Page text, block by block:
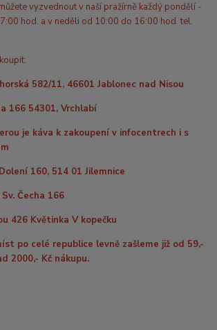
vyzvednout v naší pražírně každý pondělí -
hod. a v neděli od 10:00 do 16:00 hod. tel.
582/11, 46601 Jablonec nad Nisou
166 54301, Vrchlabí
je káva k zakoupení v infocentrech i s
160, 514 01 Jilemnice
Čecha 166
426 Květinka V kopečku
po celé republice levně zašleme již od 59,-
2000,- Kč nákupu.